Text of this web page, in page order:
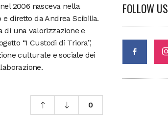
2006 nasceva nella
diretto da Andrea Scibilia.
di una valorizzazione e
“I Custodi di Triora”,
culturale e sociale dei
0
FOLLOW US